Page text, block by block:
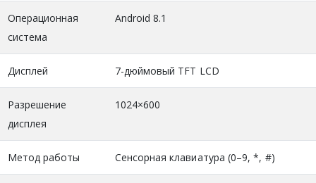
Операционная
система
Android 8.1
Дисплей 7-дюймовый TFT LCD
Разрешение
дисплея
1024×600
Метод работы Сенсорная клавиатура (0–9, *, #)